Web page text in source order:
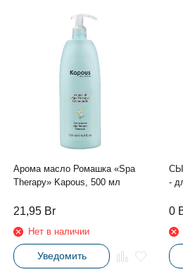
Арома масло Ромашка «Spa
Therapy» Kapous, 500 мл
21,95 Br
Нет в наличии
Уведомить
- для замедления роста,
0